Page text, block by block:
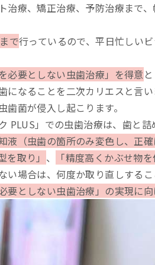
治療、矯正治療、予防治療まで
で行っているので、平日忙しい
必要としない虫歯治療」を得意
になることを二次カリエスと言
菌が侵入し起こります。
PLUS」での虫歯治療は、歯と
液（虫歯の箇所のみ変色し、正
を取り」 、 「精度高くかぶせ物
い場合は、何度か取り直しするこ
要としない虫歯治療」の実現に